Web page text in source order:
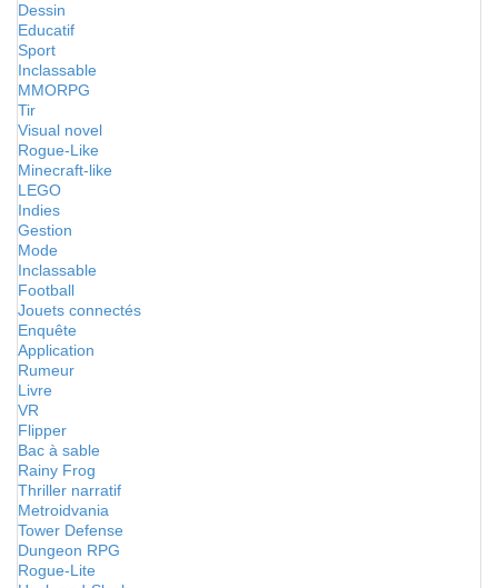
Dessin
Educatif
Sport
Inclassable
MMORPG
Tir
Visual novel
Rogue-Like
Minecraft-like
LEGO
Indies
Gestion
Mode
Inclassable
Football
Jouets connectés
Enquête
Application
Rumeur
Livre
VR
Flipper
Bac à sable
Rainy Frog
Thriller narratif
Metroidvania
Tower Defense
Dungeon RPG
Rogue-Lite